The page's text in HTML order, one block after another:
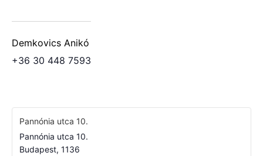
Demkovics Anikó
+36 30 448 7593
Pannónia utca 10.
Pannónia utca 10.
Budapest, 1136